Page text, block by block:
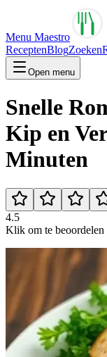
Menu Maestro
ReceptenBlogZoeken
Open menu
Snelle
Kip en
Minuten
4.5
Klik om te beoordelen